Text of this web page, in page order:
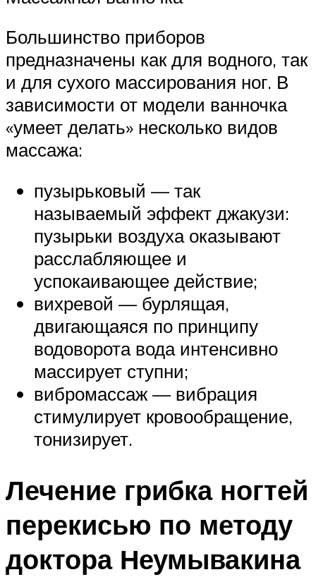
Большинство приборов
предназначены как для водного, так
и для сухого массирования ног. В
зависимости от модели ванночка
«умеет делать» несколько видов
массажа:
пузырьковый — так
называемый эффект джакузи:
пузырьки воздуха оказывают
расслабляющее и
успокаивающее действие;
вихревой — бурлящая,
двигающаяся по принципу
водоворота вода интенсивно
массирует ступни;
вибромассаж — вибрация
стимулирует кровообращение,
тонизирует.
Лечение грибка ногтей
перекисью по методу
доктора Неумывакина